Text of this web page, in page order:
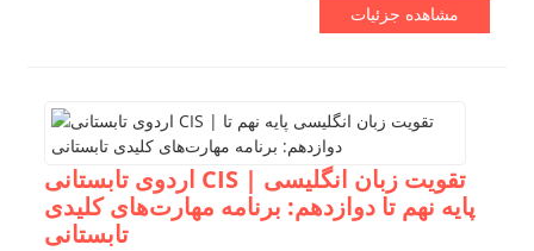
مشاهده جزئیات
اردوی تابستانی CIS | تقویت زبان انگلیسی
پایه نهم تا دوازدهم: برنامه مهارت‌های کلیدی
تابستانی